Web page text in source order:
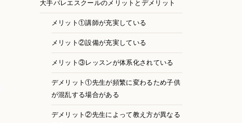
大手バレエスクールのメリットとデメリット
メリット①講師が充実している
メリット②設備が充実している
メリット③レッスンが体系化されている
デメリット①先生が頻繁に変わるため子供
が混乱する場合がある
デメリット②先生によって教え方が異なる